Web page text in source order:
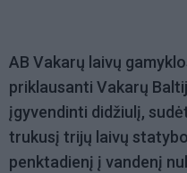
AB Vakarų laivų
priklausanti Vakarų
įgyvendinti didžiulį,
trukusį trijų laivų
penktadienį į vandenį